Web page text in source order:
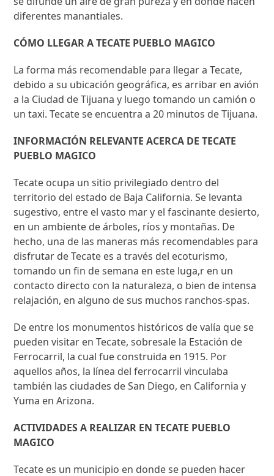
diferentes manantiales.
CÓMO LLEGAR A TECATE PUEBLO MAGICO
La forma más recomendable para llegar a Tecate,
debido a su ubicación geográfica, es arribar en avión
a la Ciudad de Tijuana y luego tomando un camión o
un taxi. Tecate se encuentra a 20 minutos de Tijuana.
INFORMACIÓN RELEVANTE ACERCA DE TECATE
PUEBLO MAGICO
Tecate ocupa un sitio privilegiado dentro del
territorio del estado de Baja California. Se levanta
sugestivo, entre el vasto mar y el fascinante desierto,
en un ambiente de árboles, ríos y montañas. De
hecho, una de las maneras más recomendables para
disfrutar de Tecate es a través del ecoturismo,
tomando un fin de semana en este luga,r en un
contacto directo con la naturaleza, o bien de intensa
relajación, en alguno de sus muchos ranchos-spas.
De entre los monumentos históricos de valía que se
pueden visitar en Tecate, sobresale la Estación de
Ferrocarril, la cual fue construida en 1915. Por
aquellos años, la línea del ferrocarril vinculaba
también las ciudades de San Diego, en California y
Yuma en Arizona.
ACTIVIDADES A REALIZAR EN TECATE PUEBLO
MAGICO
Tecate es un municipio en donde se pueden hacer